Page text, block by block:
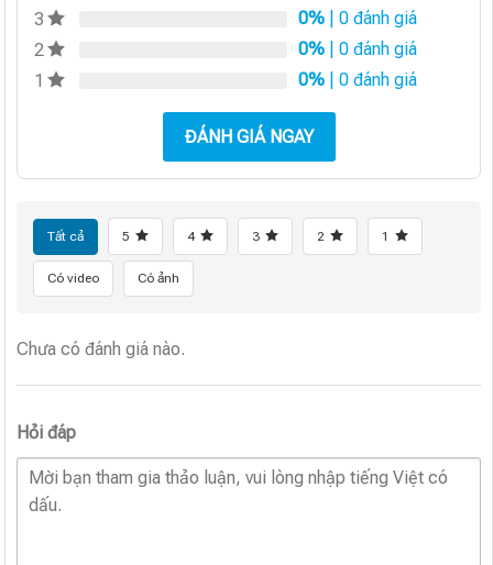
3
0% | 0 đánh giá
2
0% | 0 đánh giá
1
0% | 0 đánh giá
ĐÁNH GIÁ NGAY
Tất cả 5 4 3 2 1
Có video Có ảnh
Chưa có đánh giá nào.
Hỏi đáp